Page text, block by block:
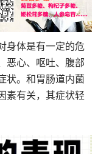
身体是有一定的危
恶心、呕吐、腹部
状。和胃肠道内菌
素有关，其症状轻